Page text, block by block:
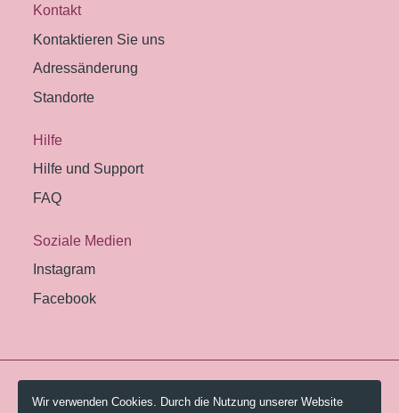
Kontakt
Kontaktieren Sie uns
Adressänderung
Standorte
Hilfe
Hilfe und Support
FAQ
Soziale Medien
Instagram
Facebook
© 2026 Pestalozzi-Bibliothek Zürich.
Wir verwenden Cookies. Durch die Nutzung unserer Website